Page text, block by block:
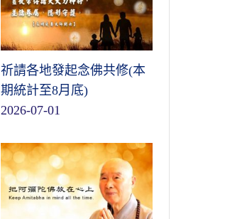
祈請各地發起念佛共修(本
期統計至8月底)
2026-07-01